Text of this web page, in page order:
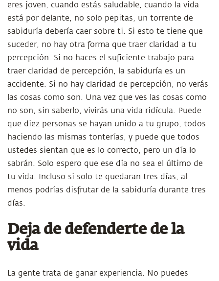
eres joven, cuando estás saludable, cuando la vida
está por delante, no solo pepitas, un torrente de
sabiduría debería caer sobre ti. Si esto te tiene que
suceder, no hay otra forma que traer claridad a tu
percepción. Si no haces el suficiente trabajo para
traer claridad de percepción, la sabiduría es un
accidente. Si no hay claridad de percepción, no verás
las cosas como son. Una vez que ves las cosas como
no son, sin saberlo, vivirás una vida ridícula. Puede
que diez personas se hayan unido a tu grupo, todos
haciendo las mismas tonterías, y puede que todos
ustedes sientan que es lo correcto, pero un día lo
sabrán. Solo espero que ese día no sea el último de
tu vida. Incluso si solo te quedaran tres días, al
menos podrías disfrutar de la sabiduría durante tres
días.
Deja de defenderte de la
vida
La gente trata de ganar experiencia. No puedes